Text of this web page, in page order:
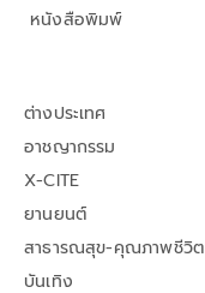
หนังสือพิมพ์
ต่างประเทศ
อาชญากรรม
X-CITE
ยานยนต์
สาธารณสุข-คุณภาพชีวิต
บันเทิง